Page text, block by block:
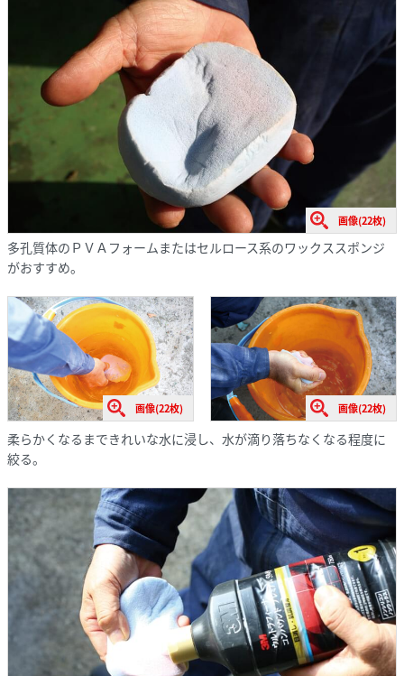
画像(22枚)
多孔質体のＰＶＡフォームまたはセルロース系のワックススポンジ
がおすすめ。
画像(22枚) 画像(22枚)
柔らかくなるまできれいな水に浸し、水が滴り落ちなくなる程度に
絞る。